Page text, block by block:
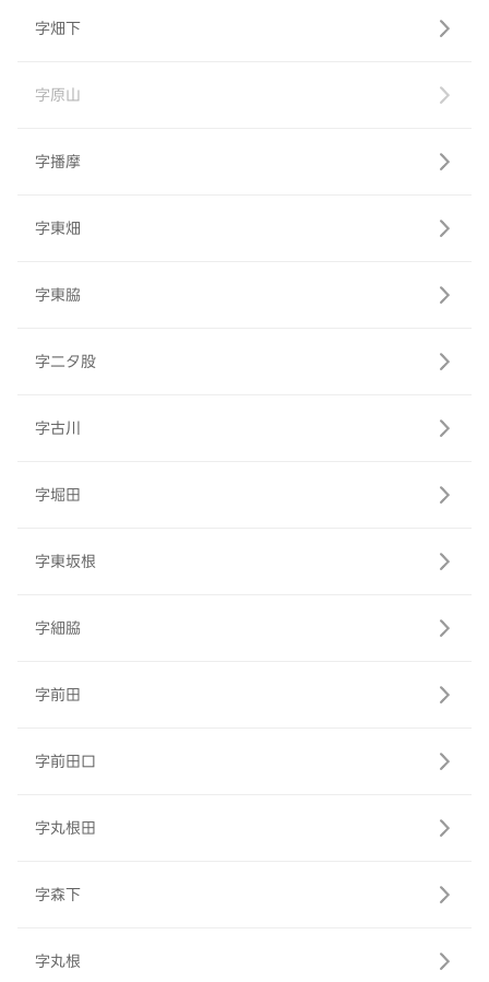
字畑下
字原山
字播摩
字東畑
字東脇
字二タ股
字古川
字堀田
字東坂根
字細脇
字前田
字前田口
字丸根田
字森下
字丸根